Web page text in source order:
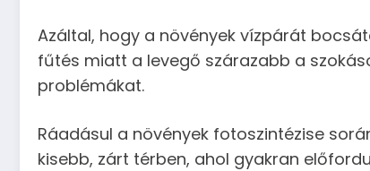
Azáltal, hogy a növények vízpárát
fűtés miatt a levegő szárazabb a
problémákat.
Ráadásul a növények fotoszintézise
kisebb, zárt térben, ahol gyakran